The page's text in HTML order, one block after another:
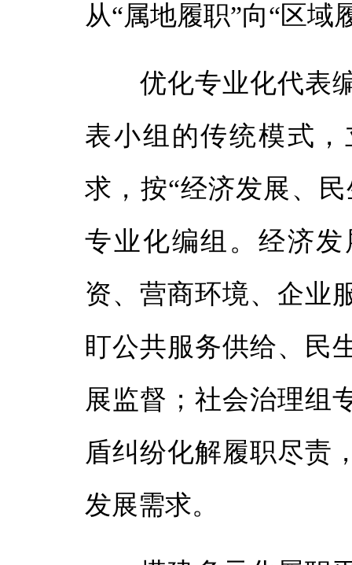
从“属地履职”向“区域
优化专业化代表编
表小组的传统模式
求，按“经济发展、
专业化编组。经济
资、营商环境、企业
盯公共服务供给、民
展监督；社会治理组
盾纠纷化解履职尽责
发展需求。